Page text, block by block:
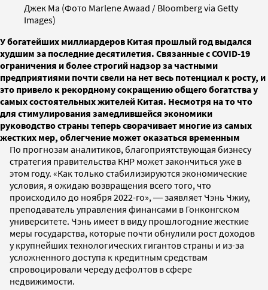
Джек Ма (Фото Marlene Awaad / Bloomberg via Getty
Images)
У богатейших миллиардеров Китая прошлый год выдался
худшим за последние десятилетия. Связанные с COVID-19
ограничения и более строгий надзор за частными
предприятиями почти свели на нет весь потенциал к росту, и
это привело к рекордному сокращению общего богатства у
самых состоятельных жителей Китая. Несмотря на то что
для стимулирования замедлившейся экономики
руководство страны теперь сворачивает многие из самых
жестких мер, облегчение может оказаться временным
По прогнозам аналитиков, благоприятствующая бизнесу
стратегия правительства КНР может закончиться уже в
этом году. «Как только стабилизируются экономические
условия, я ожидаю возвращения всего того, что
происходило до ноября 2022-го», ― заявляет Чэнь Чжиу,
преподаватель управления финансами в Гонконгском
университете. Чэнь имеет в виду прошлогодние жесткие
меры государства, которые почти обнулили рост доходов
у крупнейших технологических гигантов страны и из-за
усложненного доступа к кредитным средствам
спровоцировали череду дефолтов в сфере
недвижимости.